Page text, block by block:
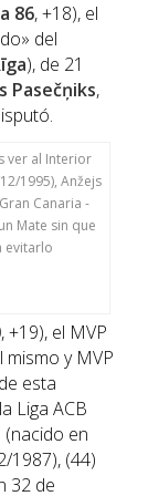
86, +18), el
del
), de 21
Pasečņiks,
, +19), el MVP
y MVP
esta
Liga ACB
en
1987), (44)
32 de